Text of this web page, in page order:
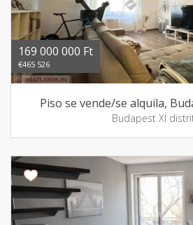
169 000 000 Ft
€465 526
Piso se vende/se alquila,
Budapest XI